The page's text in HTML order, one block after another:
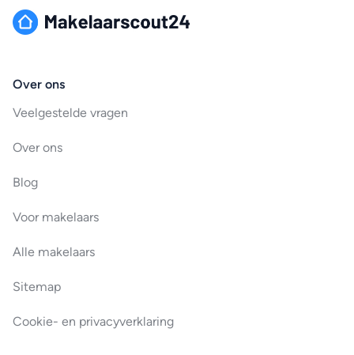
Over ons
Veelgestelde vragen
Over ons
Blog
Voor makelaars
Alle makelaars
Sitemap
Cookie- en privacyverklaring